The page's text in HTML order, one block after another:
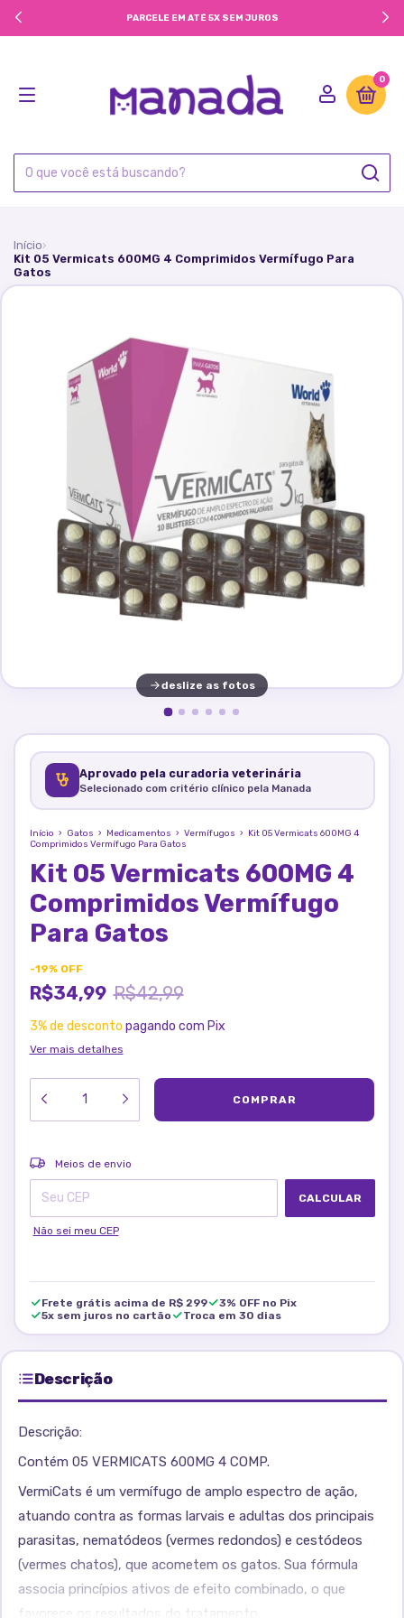
PARCELE EM ATÉ 5X SEM JUROS
0
Início›
Kit 05 Vermicats 600MG 4 Comprimidos Vermífugo Para
Gatos
deslize as fotos
Aprovado pela curadoria veterinária
Selecionado com critério clínico pela Manada
Início › Gatos › Medicamentos › Vermífugos › Kit 05 Vermicats 600MG 4
Comprimidos Vermífugo Para Gatos
Kit 05 Vermicats 600MG 4
Comprimidos Vermífugo
Para Gatos
-19% OFF
R$34,99 R$42,99
3% de desconto pagando com Pix
Ver mais detalhes
Entregas para o CEP:
Meios de envio
CALCULAR
Não sei meu CEP
Frete grátis acima de R$ 299
3% OFF no Pix
5x sem juros no cartão
Troca em 30 dias
Descrição
Descrição:
Contém 05 VERMICATS 600MG 4 COMP.
VermiCats é um vermífugo de amplo espectro de ação,
atuando contra as formas larvais e adultas dos principais
parasitas, nematódeos (vermes redondos) e cestódeos
(vermes chatos), que acometem os gatos. Sua fórmula
associa princípios ativos de efeito combinado, o que
favorece os resultados do tratamento.